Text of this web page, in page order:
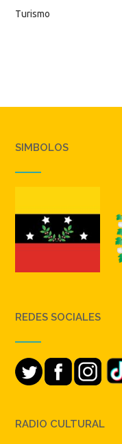
Turismo
SIMBOLOS
REDES SOCIALES
RADIO CULTURAL